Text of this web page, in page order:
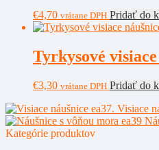
€4,70 vrátane DPH Pridať do
Tyrkysové
€3,30 vrátane DPH Pridať do
Visiace
Kategórie produktov